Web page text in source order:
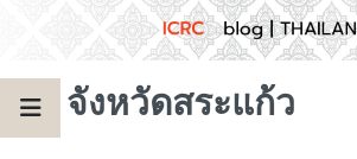
จังหวัดสระแก้ว